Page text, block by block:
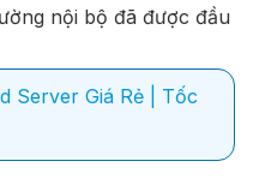
nội bộ đã được đầu
Server Giá Rẻ | Tốc